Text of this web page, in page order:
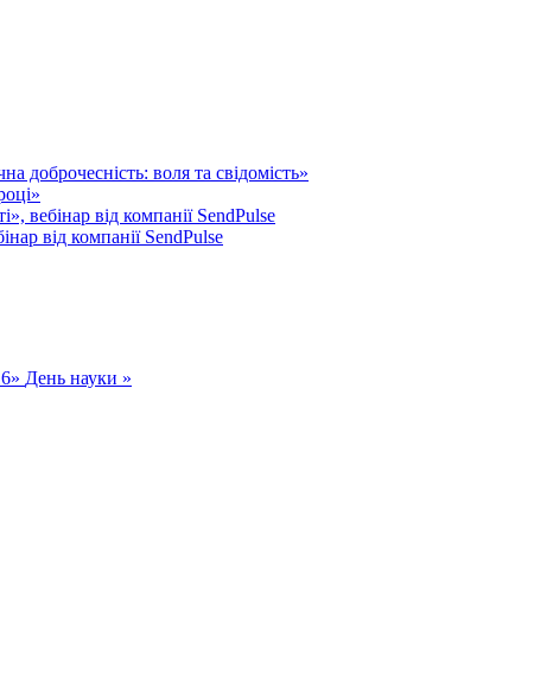
доброчесність: воля та свідомість»
вебінар від компанії SendPulse
від компанії SendPulse
День науки »